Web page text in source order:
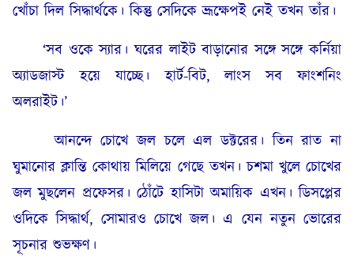
খোঁচা দিল সিদ্ধার্থকে। কিন্তু সেদিকে ভ্রূক্ষেপই নেই তখন তাঁর।
‘সব ওকে স্যার। ঘরের লাইট বাড়ানোর সঙ্গে সঙ্গে কর্নিয়া
অ্যাডজাস্ট হয়ে যাচ্ছে। হার্ট-বিট, লাংস সব ফাংশনিং
অলরাইট।’
আনন্দে চোখে জল চলে এল ডক্টরের। তিন রাত না
ঘুমানোর ক্লান্তি কোথায় মিলিয়ে গেছে তখন। চশমা খুলে চোখের
জল মুছলেন প্রফেসর। ঠোঁটে হাসিটা অমায়িক এখন। ডিসপ্লের
ওদিকে সিদ্ধার্থ, সোমারও চোখে জল। এ যেন নতুন ভোরের
সূচনার শুভক্ষণ।